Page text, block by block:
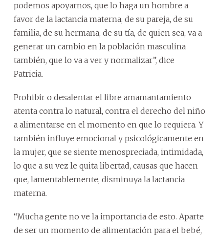
podemos apoyarnos, que lo haga un hombre a
favor de la lactancia materna, de su pareja, de su
familia, de su hermana, de su tía, de quien sea, va a
generar un cambio en la población masculina
también, que lo va a ver y normalizar”, dice
Patricia.
Prohibir o desalentar el libre amamantamiento
atenta contra lo natural, contra el derecho del niño
a alimentarse en el momento en que lo requiera. Y
también influye emocional y psicológicamente en
la mujer, que se siente menospreciada, intimidada,
lo que a su vez le quita libertad, causas que hacen
que, lamentablemente, disminuya la lactancia
materna.
“Mucha gente no ve la importancia de esto. Aparte
de ser un momento de alimentación para el bebé,